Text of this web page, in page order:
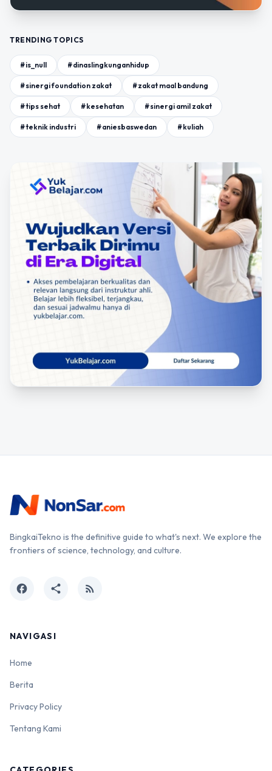
TRENDING TOPICS
#is_null #dinaslingkunganhidup
#sinergi foundation zakat #zakat maal bandung
#tips sehat #kesehatan #sinergi amil zakat
#teknik industri #aniesbaswedan #kuliah
BingkaiTekno is the definitive guide to what's next. We explore the
frontiers of science, technology, and culture.
facebook share rss_feed
NAVIGASI
Home
Berita
Privacy Policy
Tentang Kami